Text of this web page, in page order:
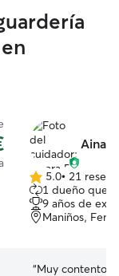
5.0
de
5
estrellas
5.0• 21
1 dueño que
9 años de
Maniños,
“Muy contentos